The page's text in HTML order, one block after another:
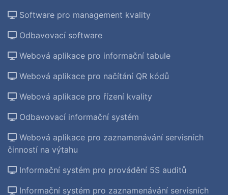
Software pro management kvality
Odbavovací software
Webová aplikace pro informační tabule
Webová aplikace pro načítání QR kódů
Webová aplikace pro řízení kvality
Odbavovací informační systém
Webová aplikace pro zaznamenávání servisních
činností na výtahu
Informační systém pro provádění 5S auditů
Informační systém pro zaznamenávání servisních